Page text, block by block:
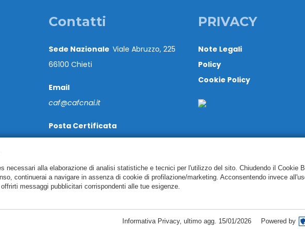
Contatti
Sede Nazionale Viale Abruzzo, 225
66100 Chieti
Email
caf@cafcnai.it
Posta Certificata
Tel. 0871 540063
PRIVACY
Note Legali
Policy
Cookie Policy
Copyright CAF CNAI 2018. Tutti i diritti riservati
necessari alla elaborazione di analisi statistiche e tecnici per l'utilizzo del sito. Chiudendo il Cookie
continuerai a navigare in assenza di cookie di profilazione/marketing. Acconsentendo invece
messaggi pubblicitari corrispondenti alle tue esigenze.
Informativa Privacy, ultimo agg. 15/01/2026 Powered by